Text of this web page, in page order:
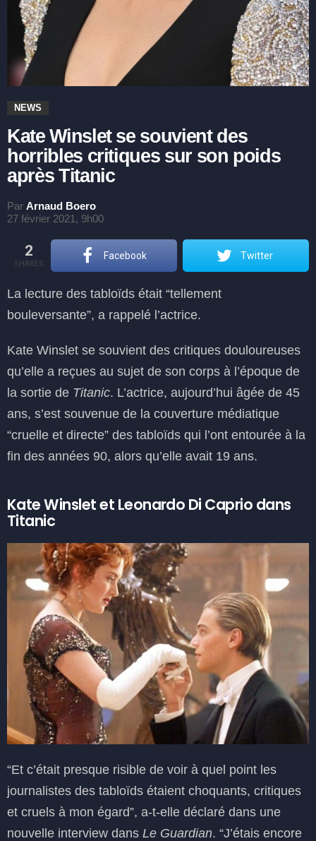
NEWS
Kate Winslet se souvient des
horribles critiques sur son poids
après Titanic
Par Arnaud Boero
27 février 2021, 9h00
2
SHARES
Facebook Twitter
La lecture des tabloïds était “tellement
bouleversante”, a rappelé l’actrice.
Kate Winslet se souvient des critiques douloureuses
qu’elle a reçues au sujet de son corps à l’époque de
la sortie de Titanic. L’actrice, aujourd’hui âgée de 45
ans, s’est souvenue de la couverture médiatique
“cruelle et directe” des tabloïds qui l’ont entourée à la
fin des années 90, alors qu’elle avait 19 ans.
Kate Winslet et Leonardo Di Caprio dans
Titanic
“Et c’était presque risible de voir à quel point les
journalistes des tabloïds étaient choquants, critiques
et cruels à mon égard”, a-t-elle déclaré dans une
nouvelle interview dans Le Guardian. “J’étais encore